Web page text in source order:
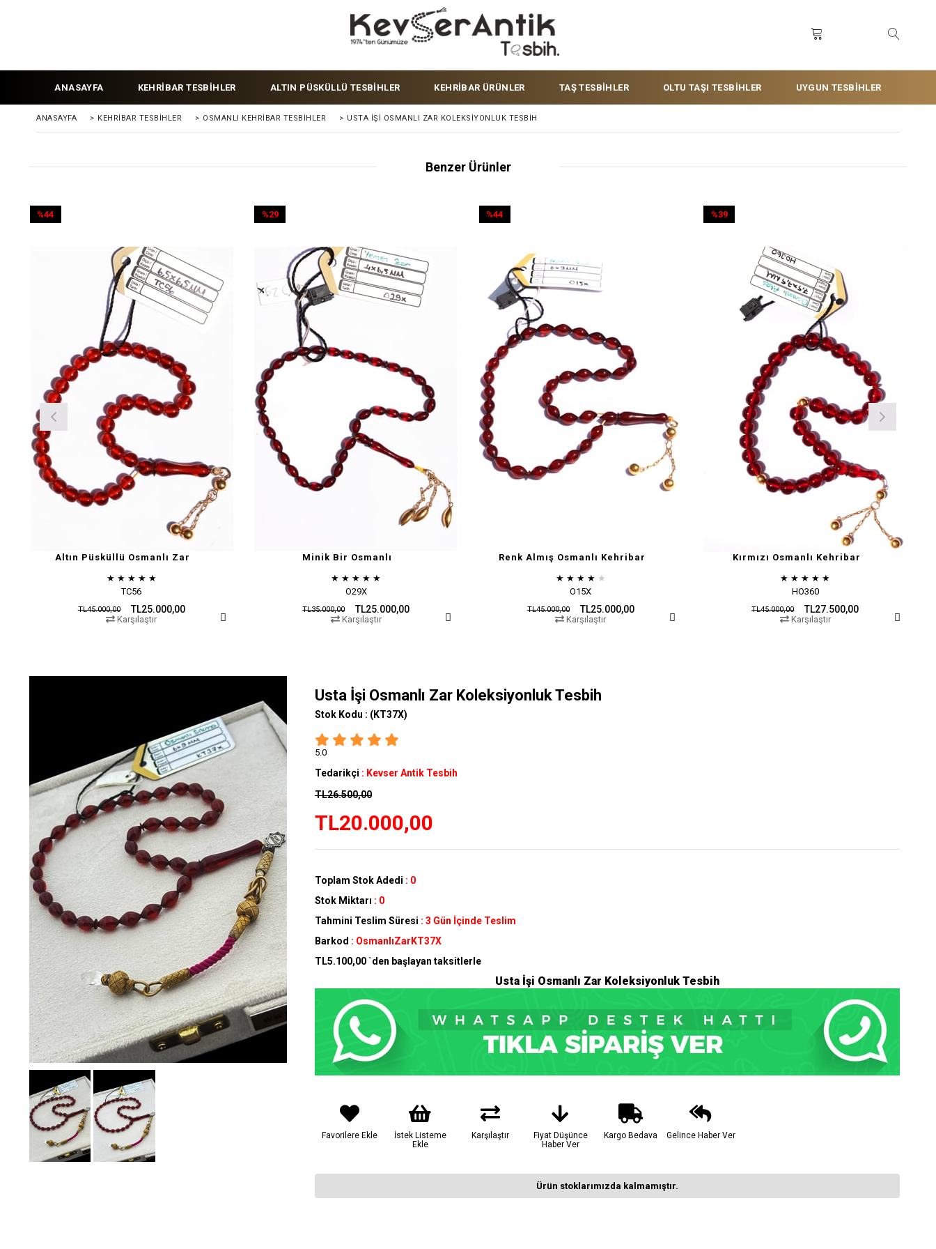
ANASAYFA KEHRİBAR TESBİHLER ALTIN PÜSKÜLLÜ TESBİHLER KEHRİBAR ÜRÜNLER TAŞ TESBİHLER OLTU TAŞI TESBİHLER UYGUN TESBİHLER
ANASAYFA > KEHRIBAR TESBIHLER > OSMANLI KEHRİBAR TESBİHLER > USTA İŞI OSMANLI ZAR KOLEKSIYONLUK TESBIH
Benzer Ürünler
Altın Püsküllü Osmanlı Zar
★ ★ ★ ★ ★
TC56
TL25.000,00
TL45.000,00
%44
Karşılaştır
Minik Bir Osmanlı
★ ★ ★ ★ ★
O29X
TL25.000,00
TL35.000,00
%29
Karşılaştır
Renk Almış Osmanlı Kehribar
★ ★ ★ ★ ★
O15X
TL25.000,00
TL45.000,00
%44
Karşılaştır
Kırmızı Osmanlı Kehribar
★ ★ ★ ★ ★
HO360
TL27.500,00
TL45.000,00
%39
Karşılaştır
Usta İşi Osmanlı Zar Koleksiyonluk Tesbih
Stok Kodu : (KT37X)
5.0
Tedarikçi : Kevser Antik Tesbih
TL26.500,00
TL20.000,00
Toplam Stok Adedi : 0
Stok Miktarı : 0
Tahmini Teslim Süresi : 3 Gün İçinde Teslim
Barkod : OsmanlıZarKT37X
TL5.100,00`den başlayan taksitlerle
Usta İşi Osmanlı Zar Koleksiyonluk Tesbih
Favorilere Ekle
İstek Listeme
Ekle
Karşılaştır
Fiyat Düşünce
Haber Ver
Kargo Bedava Gelince Haber Ver
Ürün stoklarımızda kalmamıştır.